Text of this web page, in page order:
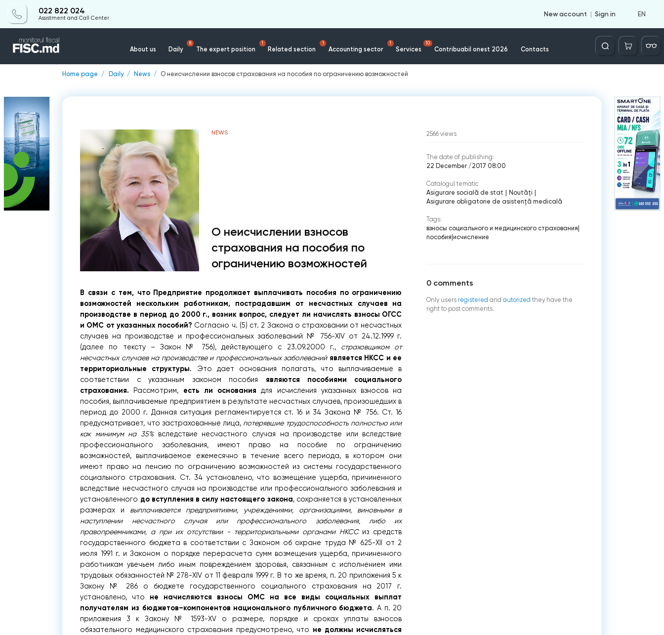
022 822 024
Assistment and Call Center
New account Sign in EN
About us Daily
8
The expert position
1
Related section
1
Accounting sector
1
Services
10
Contribuabil onest 2026 Contacts
Căutare
Home page Daily News О неисчислении взносов страхования на пособия по ограничению возможностей
NEWS
О неисчислении взносов
страхования на пособия по
ограничению возможностей
В связи с тем, что Предприятие продолжает выплачивать пособия по ограничению
возможностей нескольким работникам, пострадавшим от несчастных случаев на
производстве в период до 2000 г., возник вопрос, следует ли начислять взносы ОГСС
и ОМС от указанных пособий? Согласно ч. (5) ст. 2 Закона о страховании от несчастных
случаев на производстве и профессиональных заболеваний № 756-XIV от 24.12.1999 г.
(далее по тексту – Закон № 756), действующего с 23.09.2000 г., страховщиком от
несчастных случаев на производстве и профессиональных заболеваний является НКСС и ее
территориальные структуры. Это дает основания полагать, что выплачиваемые в
соответствии с указанным законом пособия являются пособиями социального
страхования. Рассмотрим, есть ли основания для исчисления указанных взносов на
пособия, выплачиваемые предприятием в результате несчастных случаев, произошедших в
период до 2000 г. Данная ситуация регламентируется ст. 16 и 34 Закона № 756. Ст. 16
предусматривает, что застрахованные лица, потерявшие трудоспособность полностью или
как минимум на 35%вследствие несчастного случая на производстве или вследствие
профессионального заболевания, имеют право на пособие по ограничению
возможностей, выплачиваемое ежемесячно в течение всего периода, в котором они
имеют право на пенсию по ограничению возможностей из системы государственного
социального страхования. Ст. 34 установлено, что возмещение ущерба, причиненного
вследствие несчастного случая на производстве или профессионального заболевания и
установленного до вступления в силу настоящего закона, сохраняется в установленных
размерах и выплачивается предприятиями, учреждениями, организациями, виновными в
наступлении несчастного случая или профессионального заболевания, либо их
правопреемниками, а при их отсутствии - территориальными органами НКССиз средств
государственного бюджета в соответствии с Законом об охране труда № 625-XII от 2
июля 1991 г. и Законом о порядке перерасчета сумм возмещения ущерба, причиненного
работникам увечьем либо иным повреждением здоровья, связанным с исполнением ими
трудовых обязанностей № 278-XIV от 11 февраля 1999 г. В то же время, п. 20 приложения 5 к
Закону № 286 о бюджете государственного социального страхования на 2017 г.
установлено, что не начисляются взносы ОМС на все виды социальных выплат
получателям из бюджетов–компонентов национального публичного бюджета. А п. 20
приложения 3 к Закону № 1593-XV о размере, порядке и сроках уплаты взносов
обязательного медицинского страхования предусмотрено, что не должны исчисляться
2566 views
The date of publishing:
22 December /2017 08:00
Catalogul tematic
Asigurare socială de stat
Noutăți
Asigurare obligatorie de asistenţă medicală
Tags:
взносы социального и медицинского страхования
пособия исчисление
0 comments
Only users registered and autorized they have the
right to post comments.